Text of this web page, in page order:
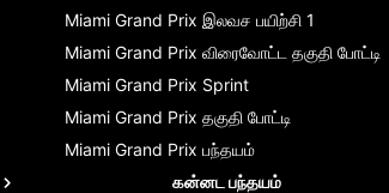
Miami Grand Prix இலவச பயிற்சி 1
Miami Grand Prix விரைவோட்ட தகுதி போட்டி
Miami Grand Prix Sprint
Miami Grand Prix தகுதி போட்டி
Miami Grand Prix பந்தயம்
கன்னட பந்தயம்